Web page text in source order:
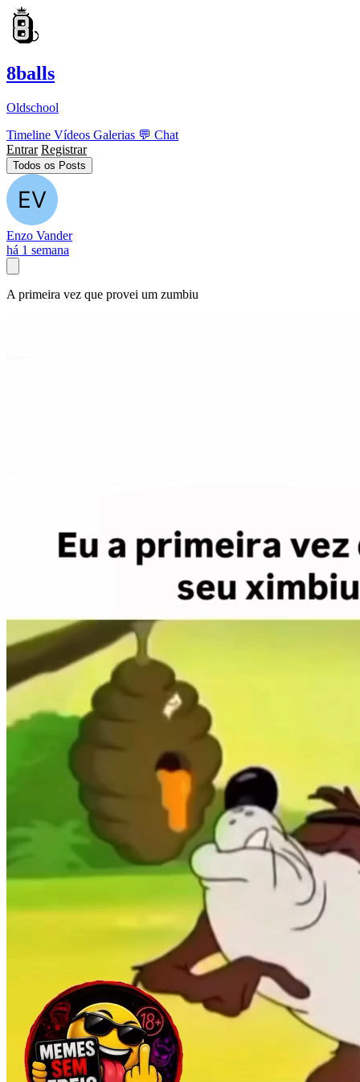
8balls
Oldschool
Timeline Vídeos Galerias 💬 Chat
Entrar Registrar
Todos os Posts
Enzo Vander
há 1 semana
A primeira vez que provei um zumbiu